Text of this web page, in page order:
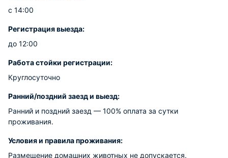
с 14:00
Регистрация выезда:
до 12:00
Работа стойки регистрации:
Круглосуточно
Ранний/поздний заезд и выезд:
Ранний и поздний заезд — 100% оплата за сутки
проживания.
Условия и правила проживания:
Размещение домашних животных не допускается.